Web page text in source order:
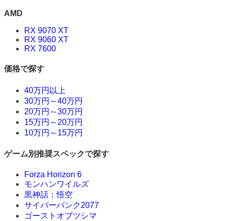
AMD
RX 9070 XT
RX 9060 XT
RX 7600
価格で探す
40万円以上
30万円～40万円
20万円～30万円
15万円～20万円
10万円～15万円
ゲーム別推奨スペックで探す
Forza Horizon 6
モンハンワイルズ
黒神話：悟空
サイバーパンク2077
ゴーストオブツシマ